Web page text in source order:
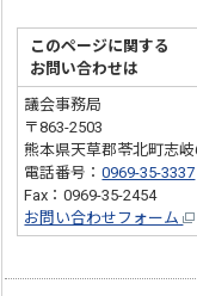
このページに関する
お問い合わせは
議会事務局
〒863-2503
熊本県天草郡苓北町志
電話番号：0969-35-3337
Fax：0969-35-2454
お問い合わせフォーム